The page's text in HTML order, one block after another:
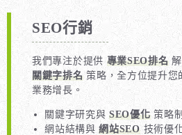
SEO行銷
我們專注於提供 專業SEO排名解
關鍵字排名策略，全方位提升您
業務增長。
關鍵字研究與SEO優化策略
網站結構與網站SEO技術優